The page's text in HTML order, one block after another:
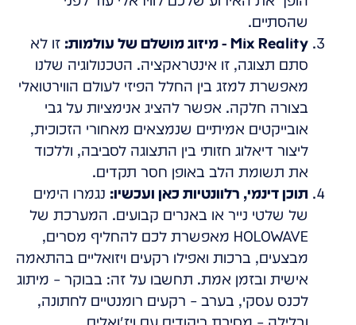
שהסתיים.
Mix Reality - מיזוג מושלם של עולמות:
זו לא
סתם תצוגה, זו אינטראקציה. הטכנולוגיה שלנו
מאפשרת למזג בין החלל הפיזי לעולם הווירטואלי
בצורה חלקה. אפשר להציג אנימציות על גבי
אובייקטים אמיתיים שנמצאים מאחורי הזכוכית,
ליצור דיאלוג חזותי בין התצוגה לסביבה, וללכוד
את תשומת הלב באופן חסר תקדים.
תוכן דינמי, רלוונטיות כאן ועכשיו: נגמרו הימים
של שלטי נייר או באנרים קבועים. המערכת של
HOLOWAVE מאפשרת לכם להחליף מסרים,
מבצעים, ברכות ואפילו רקעים ויזואליים בהתאמה
אישית ובזמן אמת. תחשבו על זה: בבוקר – מיתוג
לכנס עסקי, בערב – רקעים רומנטיים לחתונה,